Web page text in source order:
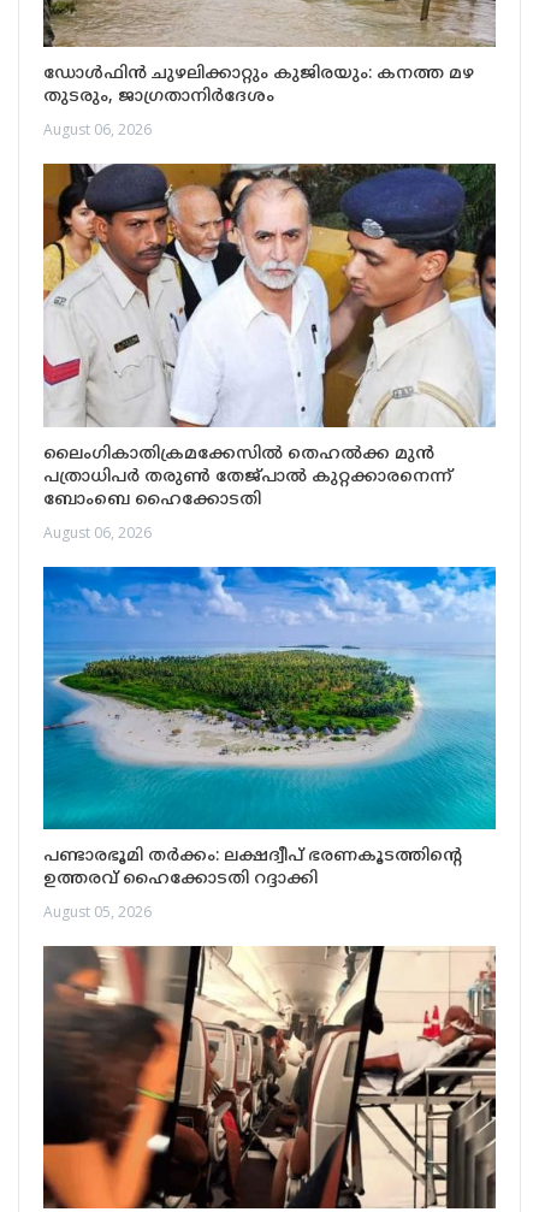
ഡോൾഫിൻ ചുഴലിക്കാറ്റും കുജിരയും: കനത്ത മഴ
തുടരും, ജാഗ്രതാനിർദേശം
August 06, 2026
ലൈംഗികാതിക്രമക്കേസിൽ തെഹൽക്ക മുൻ
പത്രാധിപർ തരുൺ തേജ്പാൽ കുറ്റക്കാരനെന്ന്
ബോംബെ ഹൈക്കോടതി
August 06, 2026
പണ്ടാരഭൂമി തർക്കം: ലക്ഷദ്വീപ് ഭരണകൂടത്തിന്റെ
ഉത്തരവ് ഹൈക്കോടതി റദ്ദാക്കി
August 05, 2026